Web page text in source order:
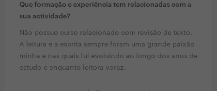
Que formação e experiência tem relacionadas com a
sua actividade?
Não possuo curso relacionado com revisão de texto.
A leitura e a escrita sempre foram uma grande paixão
minha e nas quais fui evoluindo ao longo dos anos de
estudo e enquanto leitora voraz.